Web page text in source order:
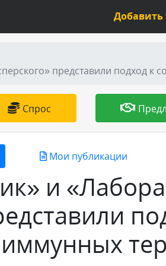
Добавить
представили подход
Спрос
Мои публикации
и